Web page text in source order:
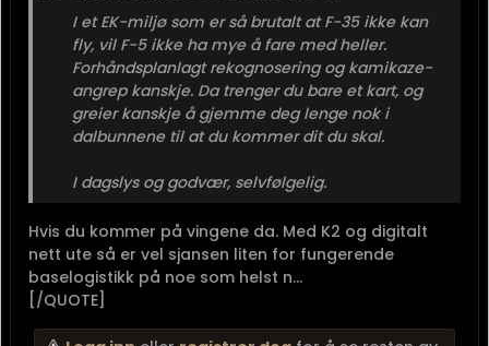
- Michael Kofman
Administrator
Sofakriger
OR-8* Kommandérsersjant
Ass S-1
Sponsor